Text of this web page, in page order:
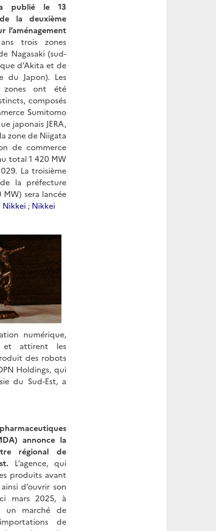
a publié le 13
la deuxième
l’aménagement
trois zones
Nagasaki (sud-
d’Akita et de
du Japon). Les
zones ont été
composés
Sumitomo
japonais JERA,
zone de Niigata
de commerce
total 1 420 MW
La troisième
la préfecture
sera lancée
Nikkei ; Nikkei
numérique,
et attirent les
des robots
Holdings, qui
du Sud-Est, a
annonce la
régional de
L’agence, qui
produits avant
d’ouvrir son
mars 2025, à
un marché de
de